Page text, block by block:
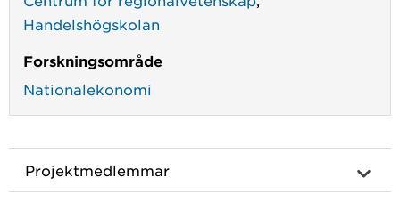
Handelshögskolan
Forskningsområde
Nationalekonomi
Projektmedlemmar